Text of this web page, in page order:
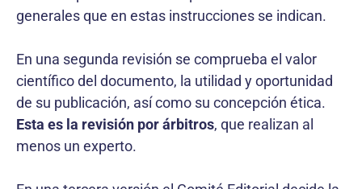
generales que en estas instrucciones se indican.
En una segunda revisión se comprueba el valor
científico del documento, la utilidad y oportunidad
de su publicación, así como su concepción ética.
Esta es la revisión por árbitros, que realizan al
menos un experto.